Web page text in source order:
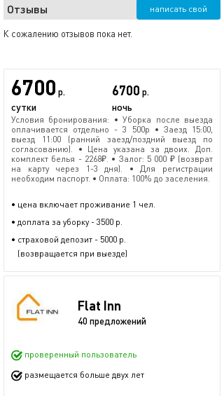
Отзывы написать свой
К сожалению отзывов пока нет.
6700 р.
сутки
6700 р.
ночь
Условия бронирования: • Уборка после выезда
оплачивается отдельно - 3 500р • Заезд 15:00,
выезд 11:00 (ранний заезд/поздний выезд по
согласованию). • Цена указана за двоих. Доп.
комплект белья - 2268₽. • Залог: 5 000 ₽ (возврат
на карту через 1-3 дня). • Для регистрации
необходим паспорт. • Оплата: 100% до заселения.
• цена включает проживание 1 чел.
• доплата за уборку - 3500 р.
• страховой депозит - 5000 р.
(возвращается при выезде)
Flat Inn
40 предложений
проверенный пользователь
размещается больше двух лет